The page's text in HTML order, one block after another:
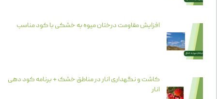
افزایش مقاومت درختان میوه به خشکی با کود مناسب
کاشت و نگهداری انار در مناطق خشک + برنامه کود دهی
انار